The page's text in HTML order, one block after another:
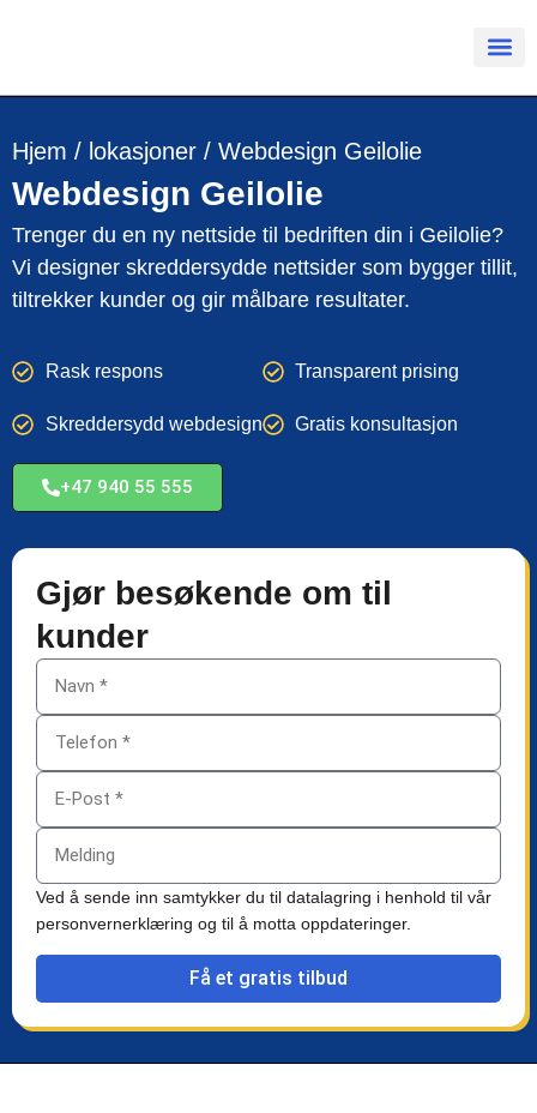
Hjem / lokasjoner / Webdesign Geilolie
Webdesign Geilolie
Trenger du en ny nettside til bedriften din i Geilolie?
Vi designer skreddersydde nettsider som bygger tillit,
tiltrekker kunder og gir målbare resultater.
Rask respons
Skreddersydd webdesign
Transparent prising
Gratis konsultasjon
+47 940 55 555
Gjør besøkende om til
kunder
Ved å sende inn samtykker du til datalagring i henhold til vår
personvernerklæring og til å motta oppdateringer.
Få et gratis tilbud